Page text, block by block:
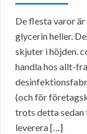
De flesta varor är
glycerin heller.
skjuter i höjden.
handla hos allt-
(och för
trots detta sedan
leverera […]